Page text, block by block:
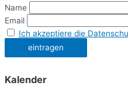
Name
Email
Ich akzeptiere die
Kalender